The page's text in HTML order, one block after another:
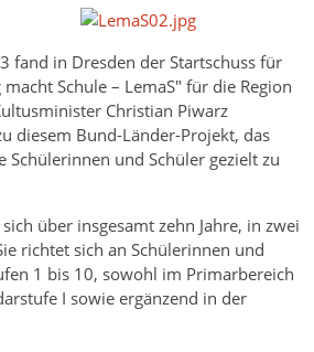
fand in Dresden der Startschuss für
Schule – LemaS" für die Region
Christian Piwarz
diesem Bund-Länder-Projekt, das
Schülerinnen und Schüler gezielt zu
über insgesamt zehn Jahre, in zwei
richtet sich an Schülerinnen und
1 bis 10, sowohl im Primarbereich
I sowie ergänzend in der